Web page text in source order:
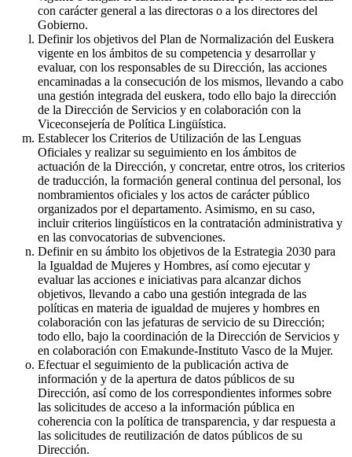
con carácter general a las directoras o a los directores del
Gobierno.
Definir los objetivos del Plan de Normalización del Euskera
vigente en los ámbitos de su competencia y desarrollar y
evaluar, con los responsables de su Dirección, las acciones
encaminadas a la consecución de los mismos, llevando a cabo
una gestión integrada del euskera, todo ello bajo la dirección
de la Dirección de Servicios y en colaboración con la
Viceconsejería de Política Lingüística.
Establecer los Criterios de Utilización de las Lenguas
Oficiales y realizar su seguimiento en los ámbitos de
actuación de la Dirección, y concretar, entre otros, los criterios
de traducción, la formación general continua del personal, los
nombramientos oficiales y los actos de carácter público
organizados por el departamento. Asimismo, en su caso,
incluir criterios lingüísticos en la contratación administrativa y
en las convocatorias de subvenciones.
Definir en su ámbito los objetivos de la Estrategia 2030 para
la Igualdad de Mujeres y Hombres, así como ejecutar y
evaluar las acciones e iniciativas para alcanzar dichos
objetivos, llevando a cabo una gestión integrada de las
políticas en materia de igualdad de mujeres y hombres en
colaboración con las jefaturas de servicio de su Dirección;
todo ello, bajo la coordinación de la Dirección de Servicios y
en colaboración con Emakunde-Instituto Vasco de la Mujer.
Efectuar el seguimiento de la publicación activa de
información y de la apertura de datos públicos de su
Dirección, así como de los correspondientes informes sobre
las solicitudes de acceso a la información pública en
coherencia con la política de transparencia, y dar respuesta a
las solicitudes de reutilización de datos públicos de su
Dirección.